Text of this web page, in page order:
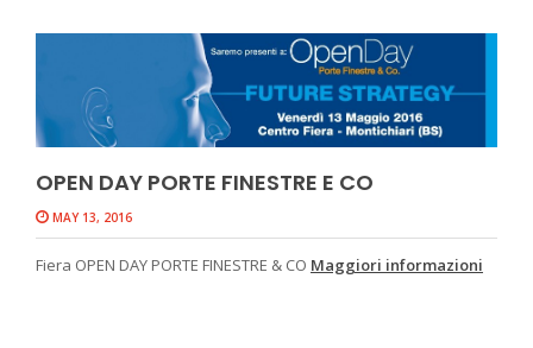
OPEN DAY PORTE FINESTRE E CO
MAY 13, 2016
Fiera OPEN DAY PORTE FINESTRE & CO Maggiori informazioni